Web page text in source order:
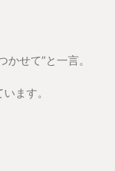
せて”と一言。
ます。